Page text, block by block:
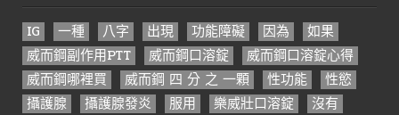
IG 一種 八字 出現 功能障礙 因為
如果
威而鋼副作用PTT
威而鋼口溶錠
威而鋼口溶錠心得
威而鋼哪裡買
威而鋼 四 分 之 一顆 性功能
性慾
攝護腺
攝護腺發炎 服用 樂威壯口溶錠
沒有